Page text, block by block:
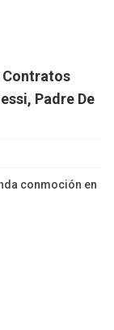
Contratos
Padre De
conmoción en